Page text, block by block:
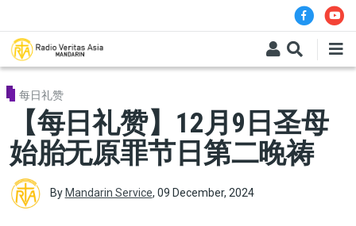
每日礼赞
【每日礼赞】12月9日圣母
始胎无原罪节日第二晚祷
By Mandarin Service, 09 December, 2024